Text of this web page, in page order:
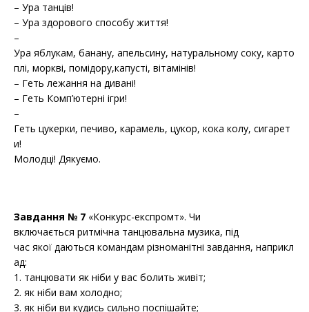
– Ура танців!
– Ура здорового способу життя!
–
Ура яблукам, банану, апельсину, натуральному соку, карто
плі, моркві, помідору,капусті, вітамінів!
– Геть лежання на дивані!
– Геть Комп’ютерні ігри!
–
Геть цукерки, печиво, карамель, цукор, кока колу, сигарет
и!
Молодці! Дякуємо.
Завдання № 7 «Конкурс-експромт». Чи
включається ритмічна танцювальна музика, під
час якої даються командам різноманітні завдання, наприкл
ад:
1. танцювати як ніби у вас болить живіт;
2. як ніби вам холодно;
3. як ніби ви кудись сильно поспішайте;